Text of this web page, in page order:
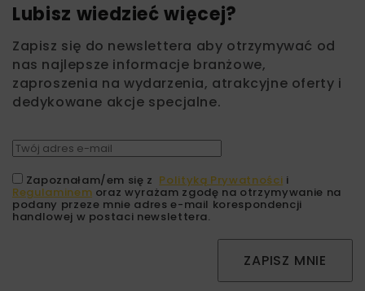
Lubisz wiedzieć więcej?
Zapisz się do newslettera aby otrzymywać od
nas najlepsze informacje branżowe,
zaproszenia na wydarzenia, atrakcyjne oferty i
dedykowane akcje specjalne.
Zapoznałam/em się z Polityką Prywatności i
Regulaminem oraz wyrażam zgodę na otrzymywanie na
podany przeze mnie adres e-mail korespondencji
handlowej w postaci newslettera.
ZAPISZ MNIE